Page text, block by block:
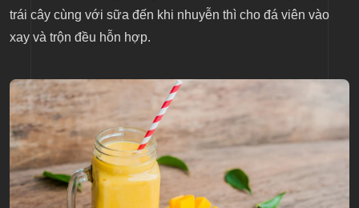
trái cây cùng với sữa đến khi nhuyễn thì cho đá viên vào
xay và trộn đều hỗn hợp.